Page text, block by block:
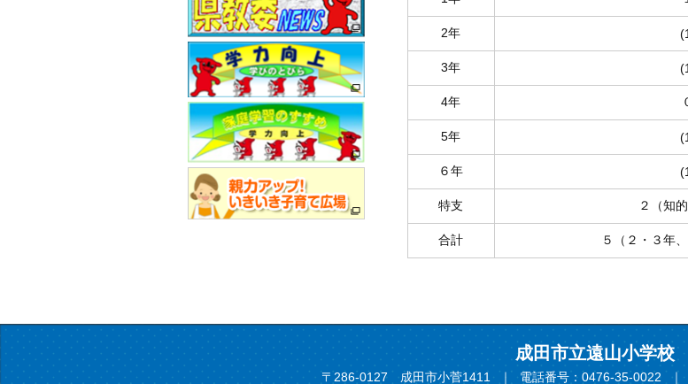
2年
3年
4年
5年
６年
特支 ２（知
合計 ５（２・３年
成田市立遠山小学校
〒286-0127 成田市小菅1411 電話番号：0476-35-0022